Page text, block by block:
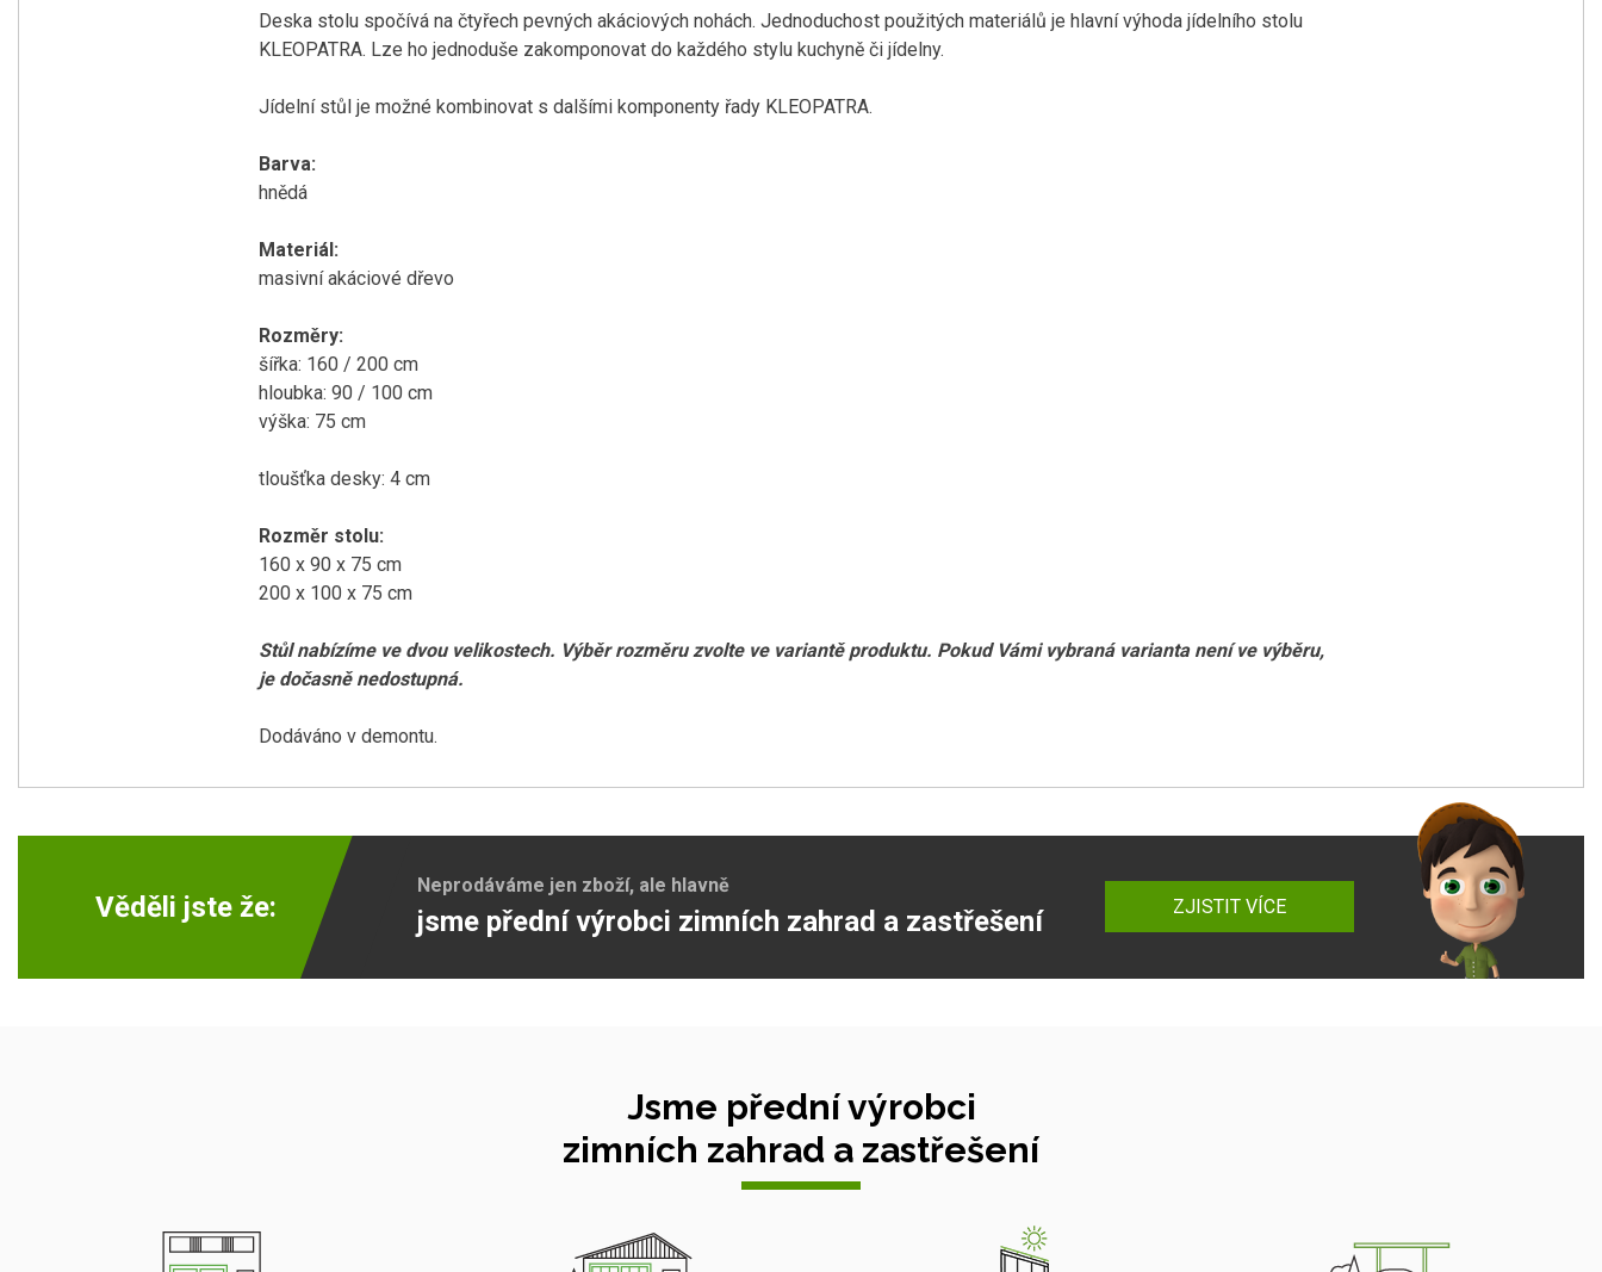
Deska stolu spočívá na čtyřech pevných akáciových nohách. Jednoduchost použitých materiálů je hlavní výhoda jídelního stolu
KLEOPATRA. Lze ho jednoduše zakomponovat do každého stylu kuchyně či jídelny.
Jídelní stůl je možné kombinovat s dalšími komponenty řady KLEOPATRA.
Barva:
hnědá
Materiál:
masivní akáciové dřevo
Rozměry:
šířka: 160 / 200 cm
hloubka: 90 / 100 cm
výška: 75 cm
tloušťka desky: 4 cm
Rozměr stolu:
160 x 90 x 75 cm
200 x 100 x 75 cm
Stůl nabízíme ve dvou velikostech. Výběr rozměru zvolte ve variantě produktu. Pokud Vámi vybraná varianta není ve výběru,
je dočasně nedostupná.
Dodáváno v demontu.
Věděli jste že:
Neprodáváme jen zboží, ale hlavně
jsme přední výrobci zimních zahrad a zastřešení ZJISTIT VÍCE
Jsme přední výrobci
zimních zahrad a zastřešení